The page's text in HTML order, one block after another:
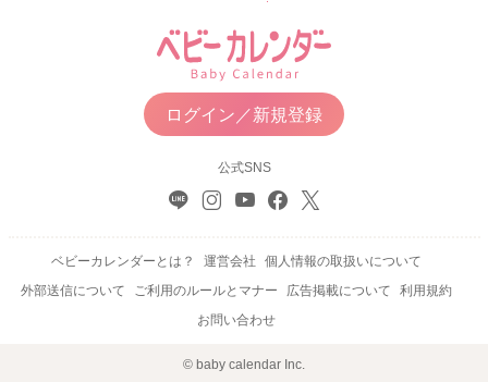
ログイン／新規登録
公式SNS
ベビーカレンダーとは？ 運営会社
個人情報の取扱いについて
外部送信について
ご利用のルールとマナー 広告掲載について
利用規約
お問い合わせ
© baby calendar Inc.